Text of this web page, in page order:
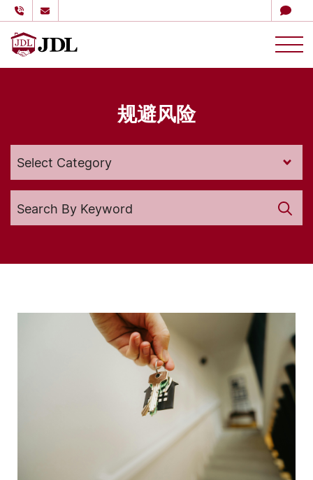
多伦多嘉德理财
规避风险